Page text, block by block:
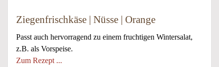
Ziegenfrischkäse | Nüsse | Orange
Passt auch hervorragend zu einem fruchtigen Wintersalat,
z.B. als Vorspeise.
Zum Rezept ...